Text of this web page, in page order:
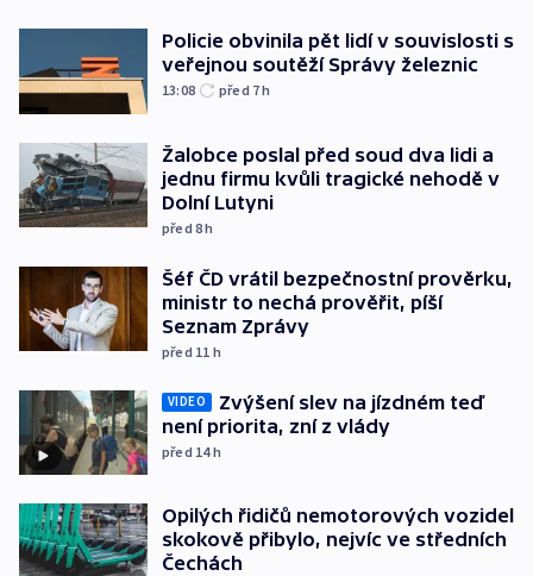
Policie obvinila pět lidí v souvislosti s
veřejnou soutěží Správy železnic
13:08 před 7h
Žalobce poslal před soud dva lidi a
jednu firmu kvůli tragické nehodě v
Dolní Lutyni
před 8h
Šéf ČD vrátil bezpečnostní prověrku,
ministr to nechá prověřit, píší
Seznam Zprávy
před 11 h
VIDEO
Zvýšení slev na jízdném teď
není priorita, zní z vlády
před 14h
Opilých řidičů nemotorových vozidel
skokově přibylo, nejvíc ve středních
Čechách